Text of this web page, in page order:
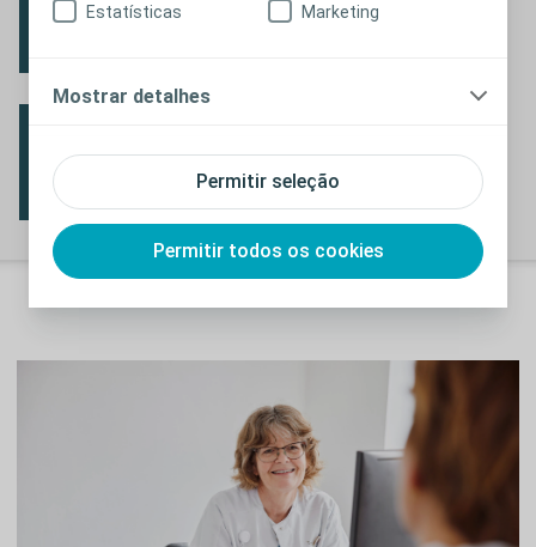
Permitir seleção
Permitir todos os cookies
Estatísticas Marketing
Mostrar detalhes
Saiba mais
Saiba mais